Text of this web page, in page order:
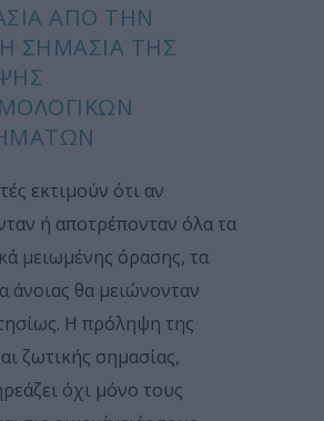
ΑΠΌ ΤΗΝ
ΣΗΜΑΣΊΑ ΤΗΣ
εκτιμούν ότι αν
ή αποτρέπονταν όλα τα
μειωμένης όρασης, τα
άνοιας θα μειώνονταν
Η πρόληψη της
ζωτικής σημασίας,
όχι μόνο τους